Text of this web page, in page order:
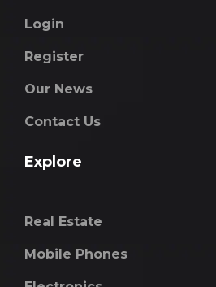
Login
Register
Our News
Contact Us
Explore
Real Estate
Mobile Phones